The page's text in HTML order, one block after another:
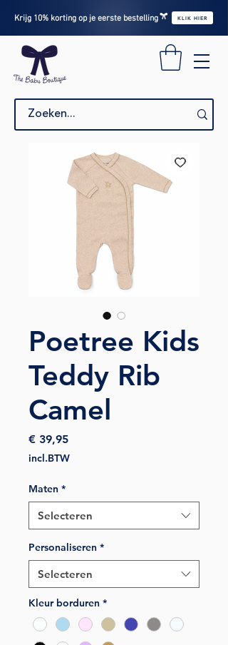
Krijg 10% korting op je eerste bestelling KLIK HIER
Poetree Kids
Teddy Rib
Camel
€ 39,95Prijs
incl.BTW
Maten *
Selecteren
Personaliseren *
Selecteren
Kleur borduren *